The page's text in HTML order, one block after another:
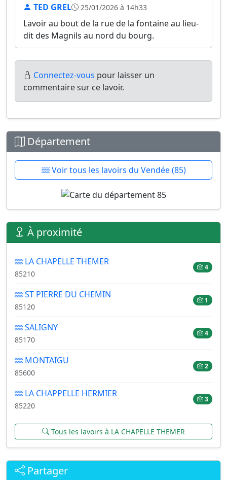
TED GREL 25/01/2026 à 14h33
Lavoir au bout de la rue de la fontaine au lieu-
dit des Magnils au nord du bourg.
Connectez-vous pour laisser un
commentaire sur ce lavoir.
Département
Voir tous les lavoirs du Vendée (85)
À proximité
LA CHAPELLE THEMER
85210
4
ST PIERRE DU CHEMIN
85120
1
SALIGNY
85170
4
MONTAIGU
85600
2
LA CHAPPELLE HERMIER
85220
3
Tous les lavoirs à LA CHAPELLE THEMER
Partager